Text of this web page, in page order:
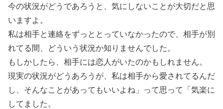
今の状況がどうであろうと、気にしないことが大切だと思
いますよ。
私は相手と連絡をずっととっていなかったので、相手が別
れてる間、どういう状況か知りませんでした。
もしかしたら、相手には恋人がいたのかもしれません。
現実の状況がどうあろうが、私は相手から愛されてるんだ
し、そんなことがあってもいいよね」って思って「気楽に
してました。